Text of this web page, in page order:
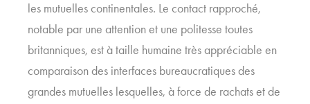
les mutuelles continentales. Le contact rapproché,
notable par une attention et une politesse toutes
britanniques, est à taille humaine très appréciable en
comparaison des interfaces bureaucratiques des
grandes mutuelles lesquelles, à force de rachats et de